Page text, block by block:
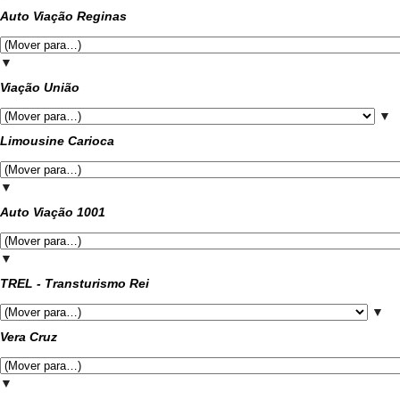
Auto Viação Reginas
▼
Viação União
▼
Limousine Carioca
▼
Auto Viação 1001
▼
TREL - Transturismo Rei
▼
Vera Cruz
▼